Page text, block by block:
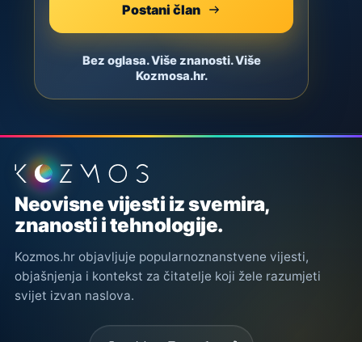
Postani član
Bez oglasa. Više znanosti. Više
Kozmosa.hr.
Podnožje stranice
Neovisne vijesti iz svemira,
znanosti i tehnologije.
Kozmos.hr objavljuje popularnoznanstvene vijesti,
objašnjenja i kontekst za čitatelje koji žele razumjeti
svijet izvan naslova.